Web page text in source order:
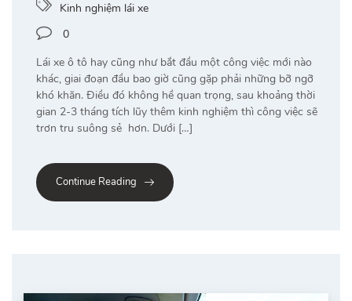
Kinh nghiệm lái xe
0
Lái xe ô tô hay cũng như bắt đầu một công việc mới nào
khác, giai đoạn đầu bao giờ cũng gặp phải những bỡ ngỡ
khó khăn. Điều đó không hề quan trọng, sau khoảng thời
gian 2-3 tháng tích lũy thêm kinh nghiệm thì công việc sẽ
trơn tru suông sẻ hơn. Dưới […]
Continue Reading